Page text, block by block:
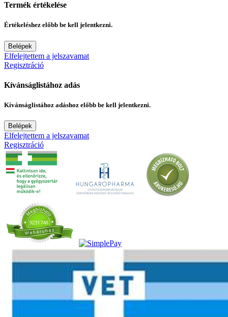
Termék értékelése
Értékeléshez előbb be kell jelentkezni.
Belépek
Elfelejtettem a jelszavamat
Regisztráció
Kívánságlistához adás
Kívánságlistához adáshoz előbb be kell jelentkezni.
Belépek
Elfelejtettem a jelszavamat
Regisztráció